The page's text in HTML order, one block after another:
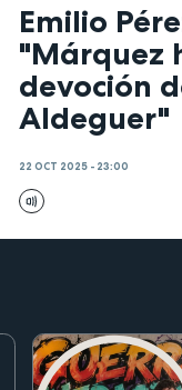
Emilio
"Márquez
devoción
Aldeguer"
22 OCT 2025 - 23:00